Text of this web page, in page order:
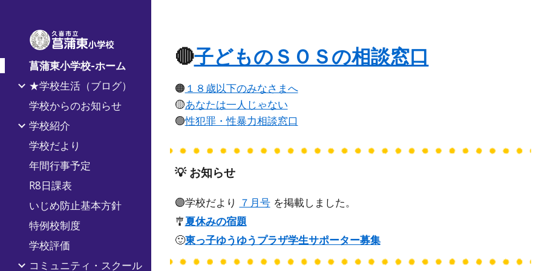
菖蒲東小学校-ホーム
★学校生活（ブログ）
学校からのお知らせ
学校紹介
学校だより
年間行事予定
R8日課表
いじめ防止基本方針
特例校制度
学校評価
コミュニティ・スクール
🔴子どものＳＯＳの相談窓口
🟠 １８歳以下のみなさまへ
🟡あなたは一人じゃない
🟢性犯罪・性暴力相談窓口
💡 お知らせ
🟣学校だより ７月号 を掲載しました。
🎐夏休みの宿題
🙂東っ子ゆうゆうプラザ学生サポーター募集